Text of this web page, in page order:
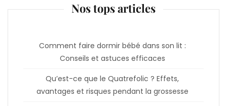
Nos tops articles
Comment faire dormir bébé dans son lit :
Conseils et astuces efficaces
Qu’est-ce que le Quatrefolic ? Effets,
avantages et risques pendant la grossesse